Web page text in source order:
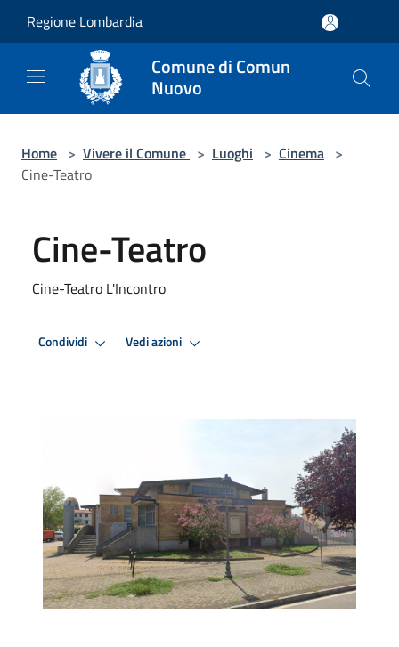
Regione Lombardia
Comune di Comun
Nuovo
Home > Vivere il Comune > Luoghi > Cinema >
Cine-Teatro
Cine-Teatro
Cine-Teatro L'Incontro
Condividi Vedi azioni